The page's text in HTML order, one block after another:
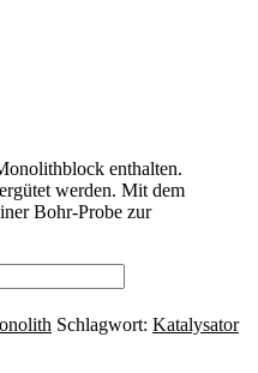
enthalten.
werden. Mit dem
Bohr-Probe zur
Schlagwort: Katalysator